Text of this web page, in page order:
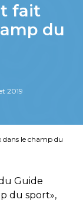
fait
du
2019
dans le champ du
Guide
du sport»,